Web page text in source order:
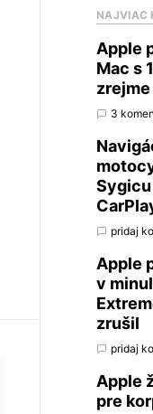
NAJVIAC
Apple
Mac s
3
Sygicu
pridaj
Apple
v
zrušil
pridaj
Apple
pre